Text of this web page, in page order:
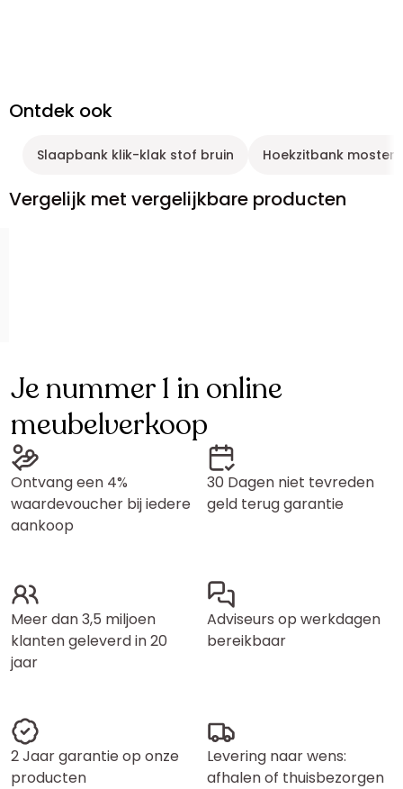
Ontdek ook
Slaapbank klik-klak stof bruin Hoekzitbank
Vergelijk met vergelijkbare producten
Je nummer 1 in online
meubelverkoop
Ontvang een 4%
waardevoucher bij iedere
aankoop
30 Dagen niet tevreden
geld terug garantie
Meer dan 3,5 miljoen
klanten geleverd in 20
jaar
Adviseurs op werkdagen
bereikbaar
2 Jaar garantie op onze
producten
Levering naar wens:
afhalen of thuisbezorgen